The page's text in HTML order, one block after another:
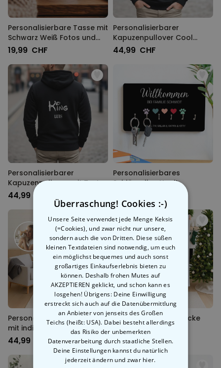
Personalisierbare Tasse mit
Schwarz Weiß Fotos und
Text
19,99 CHF
Personalisierbarer
Kapuzenpullover Cool
Moms & Dads Club
44,99 CHF
Personalisierbarer
Kapuzenpullover mit Text
44,99 CHF
Personalisierbares
Schlüsselbrett mit
Symbolen und Namen
Personalisierbare Decke
mit individuellem
Zauberdesign
44,99 CHF
Personalisierbare Decke
mit Foto und Song
44,99 CHF
Überraschung! Cookies :-)
Unsere Seite verwendet jede Menge Keksis
(=Cookies), und zwar nicht nur unsere,
sondern auch die von Dritten. Diese süßen
kleinen Textdateien sind notwendig, um euch
ein möglichst bequemes und auch sonst
großartiges Einkaufserlebnis bieten zu
können. Deshalb frohen Mutes auf
AKZEPTIEREN geklickt, und schon kann es
losgehen! Übrigens: Deine Einwilligung
erstreckt sich auch auf die Datenübermittlung
an Anbieter von jenseits des Großen
Teichs (heißt: USA). Dabei besteht allerdings
das Risiko der unbemerkten
Datenverarbeitung durch staatliche Stellen.
Deine Einstellungen kannst du natürlich
jederzeit ändern und zwar hier.